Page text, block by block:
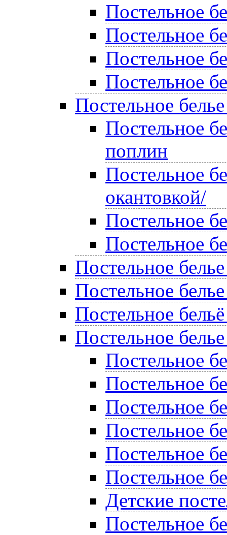
Постельное
Постельное
Постельное
Постельное
Постельное
Постельное
поплин
Постельное
окантовкой/
Постельное
Постельное
Постельное
Постельное
Постельное
Постельное
Постельное
Постельное
Постельное
Постельное
Постельное
Постельное
Детские
Постельное